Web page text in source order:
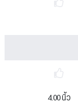
4.00 นิ้ว